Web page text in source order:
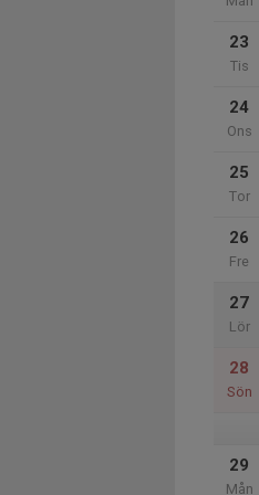
23
Tis
24
Ons
25
Tor
26
Fre
27
Lör
28
Sön
29
Mån